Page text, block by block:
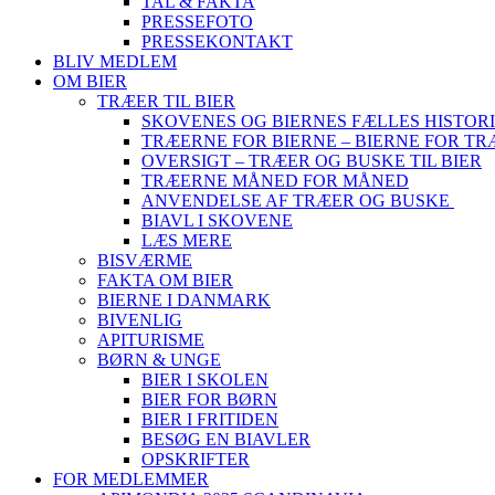
PRESSEFOTO
PRESSEKONTAKT
BLIV MEDLEM
OM BIER
TRÆER TIL BIER
SKOVENES OG BIERNES FÆLLES
TRÆERNE FOR BIERNE – BIERNE FOR
OVERSIGT – TRÆER OG BUSKE TIL BIER
TRÆERNE MÅNED FOR MÅNED
ANVENDELSE AF TRÆER OG BUSKE
BIAVL I SKOVENE
LÆS MERE
BISVÆRME
FAKTA OM BIER
BIERNE I DANMARK
BIVENLIG
APITURISME
BØRN & UNGE
BIER I SKOLEN
BIER FOR BØRN
BIER I FRITIDEN
BESØG EN BIAVLER
OPSKRIFTER
FOR MEDLEMMER